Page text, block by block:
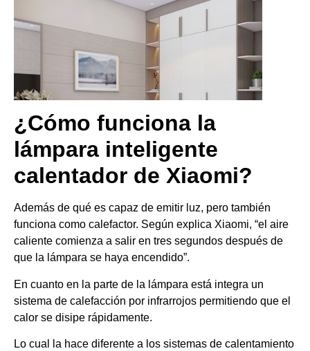
¿Cómo funciona la
lámpara inteligente
calentador de Xiaomi?
Además de qué es capaz de emitir luz, pero también
funciona como calefactor. Según explica Xiaomi, “el aire
caliente comienza a salir en tres segundos después de
que la lámpara se haya encendido”.
En cuanto en la parte de la lámpara está integra un
sistema de calefacción por infrarrojos permitiendo que el
calor se disipe rápidamente.
Lo cual la hace diferente a los sistemas de calentamiento